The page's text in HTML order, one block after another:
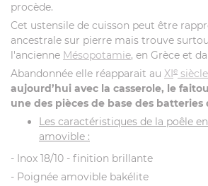
procède.
Cet ustensile de cuisson peut être
ancestrale sur pierre mais trouve
l'ancienne Mésopotamie, en Grèce et
Abandonnée elle réapparait au XI e siècle
aujourd’hui avec la casserole, le
une des pièces de base des batteries
Les caractéristiques de la poêle
amovible :
- Inox 18/10 - finition brillante
- Poignée amovible bakélite